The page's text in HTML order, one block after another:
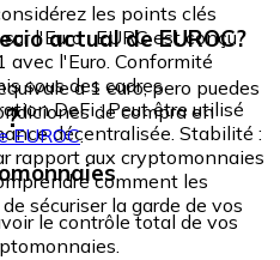
les points clés
l'Euro : EURC est conçu
avec l'Euro. Conformité
sous des cadres
DeFi : Peut être utilisé
décentralisée. Stabilité :
rapport aux cryptomonnaies
comment les
sécuriser la garde de vos
actual de EUROC?
a 1 euro, pero puedes
de compra en
EUROC.
le contrôle total de vos